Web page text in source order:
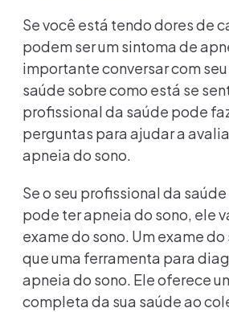
Se você está tendo dores de
podem ser um sintoma de
importante conversar com
saúde sobre como está se
profissional da saúde pode
perguntas para ajudar a
apneia do sono.
Se o seu profissional da
pode ter apneia do sono, ele
exame do sono. Um exame do
que uma ferramenta para
apneia do sono. Ele oferece
completa da sua saúde ao